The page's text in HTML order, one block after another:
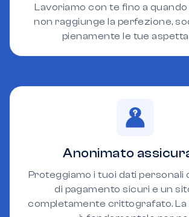
Lavoriamo con te fino a quando
non raggiunge la perfezione,
pienamente le tue
Anonimato
Proteggiamo i tuoi dati personali
di pagamento sicuri e un
completamente crittografato. La